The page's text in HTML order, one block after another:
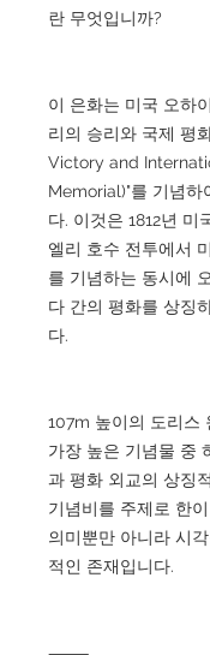
란 무엇입니까?
이 은화는 미국 오하
리의 승리와 국제 평
Victory and
Memorial)"를 기념하
다. 이것은 1812년 미
엘리 호수 전투에서
를 기념하는 동시에
다 간의 평화를 상징
다.
107m 높이의 도리스
가장 높은 기념물 중
과 평화 외교의 상징
기념비를 주제로 한
의미뿐만 아니라 시
적인 존재입니다.